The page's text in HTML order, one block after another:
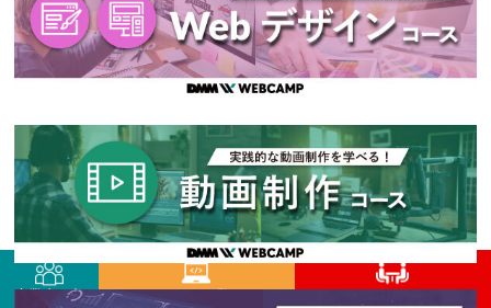
卒業生の声 コース一覧 今すぐ無料相談！